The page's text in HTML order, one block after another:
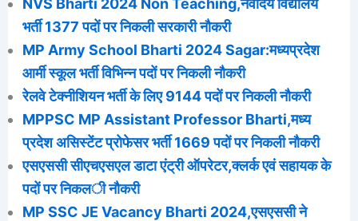
NVS Bharti 2024 Non Teaching,नवोदय विद्यालय
भर्ती 1377 पदों पर निकली सरकारी नौकरी
MP Army School Bharti 2024 Sagar:मध्यप्रदेश
आर्मी स्कूल भर्ती विभिन्न पदों पर निकली नौकरी
रेलवे टेक्नीशियन भर्ती के लिए 9144 पदों पर निकली नौकरी
MPPSC MP Assistant Professor Bharti,मध्य
प्रदेश असिस्टेंट प्रोफेसर भर्ती 1669 पदों पर निकली नौकरी
एसएससी सीएचएसएल डाटा एंट्री ऑपरेटर,क्लर्क एवं सहायक के
पदों पर निकली नौकरी
MP SSC JE Vacancy Bharti 2024,एसएससी ने